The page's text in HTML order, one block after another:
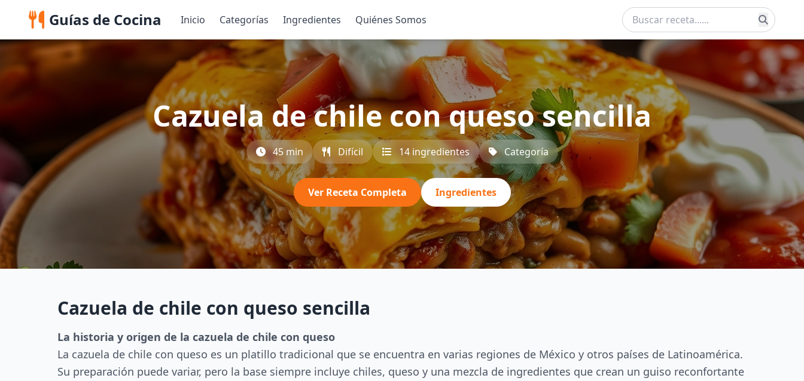
Guías de Cocina Inicio Categorías Ingredientes Quiénes Somos
Cazuela de chile con queso sencilla
45 min Difícil 14 ingredientes Categoría
Ver Receta Completa Ingredientes
Cazuela de chile con queso sencilla
La historia y origen de la cazuela de chile con queso
La cazuela de chile con queso es un platillo tradicional que se encuentra en varias regiones de México y otros países de Latinoamérica.
Su preparación puede variar, pero la base siempre incluye chiles, queso y una mezcla de ingredientes que crean un guiso reconfortante